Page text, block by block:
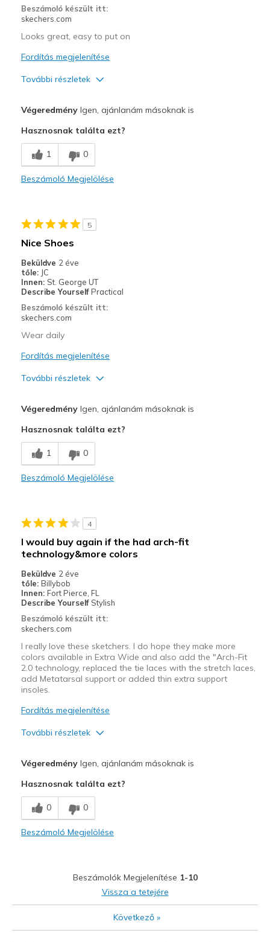
Feels true to size
View On Shoes
Shoes are for Wearing
Beszámoló készült itt:
skechers.com
Looks great, easy to put on
Fordítás megjelenítése
További részletek
Comfortable
Legjobb használat
Casual Wear
VégeredményIgen, ajánlanám másoknak is
Hasznosnak találta ezt?
1 0
Beszámoló Megjelölése
5
Nice Shoes
Beküldve 2 éve
tőle: JC
Innen: St. George UT
Describe Yourself Practical
Beszámoló készült itt:
skechers.com
Wear daily
Fordítás megjelenítése
További részletek
Comfortable
Legjobb használat
Casual Wear
Sizing
View On Shoes
I'm Into Shoes
VégeredményIgen, ajánlanám másoknak is
Hasznosnak találta ezt?
1 0
Beszámoló Megjelölése
4
I would buy again if the had arch-fit
technology&more colors
Beküldve 2 éve
tőle: Billybob
Innen: Fort Pierce, FL
Describe Yourself Stylish
Beszámoló készült itt:
skechers.com
I really love these sketchers. I do hope they make more
colors available in Extra Wide and also add the "Arch-Fit
2.0 technology, replaced the tie laces with the stretch laces,
add Metatarsal support or added thin extra support
insoles.
Fordítás megjelenítése
További részletek
Breathe Well
Comfortable
Lack of colors available
Needs Arch-Fit support
VégeredményIgen, ajánlanám másoknak is
Hasznosnak találta ezt?
0 0
Beszámoló Megjelölése
Beszámolók Megjelenítése 1-10
Vissza a tetejére
Következő»